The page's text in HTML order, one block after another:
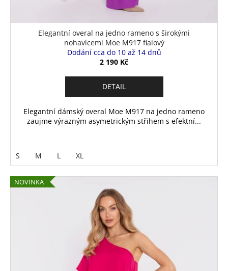
Elegantní overal na jedno rameno s širokými
nohavicemi Moe M917 fialový
Dodání cca do 10 až 14 dnů
2 190 Kč
DETAIL
Elegantní dámský overal Moe M917 na jedno rameno
zaujme výrazným asymetrickým střihem s efektní...
S M L XL
NOVINKA